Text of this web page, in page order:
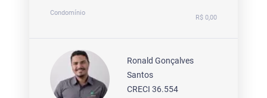
Condomínio
R$ 0,00
Ronald Gonçalves
Santos
CRECI 36.554